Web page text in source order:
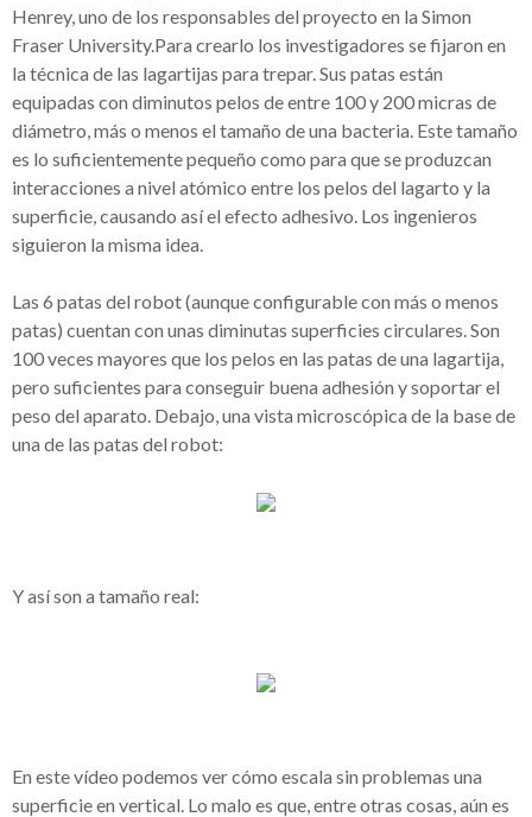
Henrey, uno de los responsables del proyecto en la Simon
Fraser University.Para crearlo los investigadores se fijaron en
la técnica de las lagartijas para trepar. Sus patas están
equipadas con diminutos pelos de entre 100 y 200 micras de
diámetro, más o menos el tamaño de una bacteria. Este tamaño
es lo suficientemente pequeño como para que se produzcan
interacciones a nivel atómico entre los pelos del lagarto y la
superficie, causando así el efecto adhesivo. Los ingenieros
siguieron la misma idea.
Las 6 patas del robot (aunque configurable con más o menos
patas) cuentan con unas diminutas superficies circulares. Son
100 veces mayores que los pelos en las patas de una lagartija,
pero suficientes para conseguir buena adhesión y soportar el
peso del aparato. Debajo, una vista microscópica de la base de
una de las patas del robot:
Y así son a tamaño real:
En este vídeo podemos ver cómo escala sin problemas una
superficie en vertical. Lo malo es que, entre otras cosas, aún es